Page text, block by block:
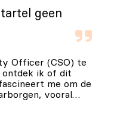
geen
Officer (CSO) te
ontdek ik of dit
me om de
vooral